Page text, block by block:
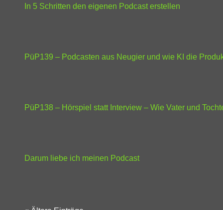
In 5 Schritten den eigenen Podcast erstellen
PüP139 – Podcasten aus Neugier und wie KI die
PüP138 – Hörspiel statt Interview – Wie Vater und
Darum liebe ich meinen Podcast